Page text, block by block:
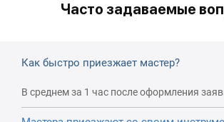
Часто задаваемые
Как быстро приезжает мастер?
В среднем за 1 час после оформления